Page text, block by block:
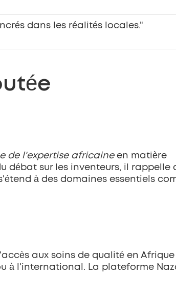
dans les réalités locales."
de l'expertise africaine en matière
débat sur les inventeurs, il rappelle
à des domaines essentiels
aux soins de qualité en
à l'international. La plateforme